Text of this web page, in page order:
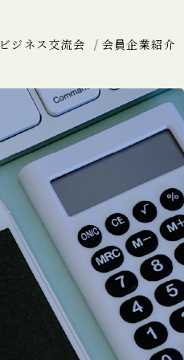
ビジネス交流会 会員企業紹介